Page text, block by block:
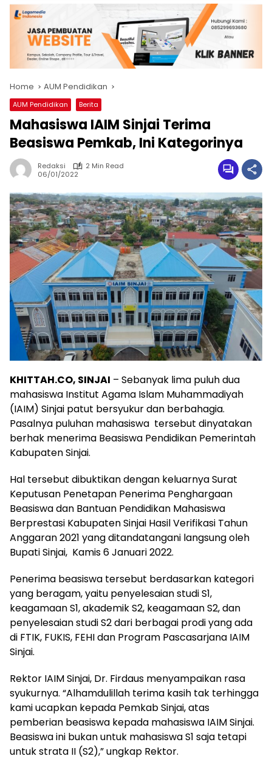
Home AUM Pendidikan
AUM Pendidikan Berita
Mahasiswa IAIM Sinjai Terima
Beasiswa Pemkab, Ini Kategorinya
Redaksi
2 Min Read
06/01/2022
KHITTAH.CO, SINJAI – Sebanyak lima puluh dua
mahasiswa Institut Agama Islam Muhammadiyah
(IAIM) Sinjai patut bersyukur dan berbahagia.
Pasalnya puluhan mahasiswa tersebut dinyatakan
berhak menerima Beasiswa Pendidikan Pemerintah
Kabupaten Sinjai.
Hal tersebut dibuktikan dengan keluarnya Surat
Keputusan Penetapan Penerima Penghargaan
Beasiswa dan Bantuan Pendidikan Mahasiswa
Berprestasi Kabupaten Sinjai Hasil Verifikasi Tahun
Anggaran 2021 yang ditandatangani langsung oleh
Bupati Sinjai, Kamis 6 Januari 2022.
Penerima beasiswa tersebut berdasarkan kategori
yang beragam, yaitu penyelesaian studi S1,
keagamaan S1, akademik S2, keagamaan S2, dan
penyelesaian studi S2 dari berbagai prodi yang ada
di FTIK, FUKIS, FEHI dan Program Pascasarjana IAIM
Sinjai.
Rektor IAIM Sinjai, Dr. Firdaus menyampaikan rasa
syukurnya. “Alhamdulillah terima kasih tak terhingga
kami ucapkan kepada Pemkab Sinjai, atas
pemberian beasiswa kepada mahasiswa IAIM Sinjai.
Beasiswa ini bukan untuk mahasiswa S1 saja tetapi
untuk strata II (S2),” ungkap Rektor.